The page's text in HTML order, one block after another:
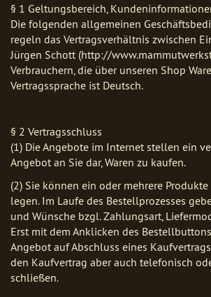
§ 1 Geltungsbereich,
Die folgenden allgemeinen
regeln das Vertragsverhältnis zwischen
Jürgen Schott (http://
Verbrauchern, die über unseren Shop
Vertragssprache ist Deutsch.
§ 2 Vertragsschluss
(1) Die Angebote im Internet stellen ein
Angebot an Sie dar, Waren zu kaufen.
(2) Sie können ein oder mehrere
legen. Im Laufe des Bestellprozesses
und Wünsche bzgl. Zahlungsart,
Erst mit dem Anklicken des
Angebot auf Abschluss eines
den Kaufvertrag aber auch telefonisch
schließen.